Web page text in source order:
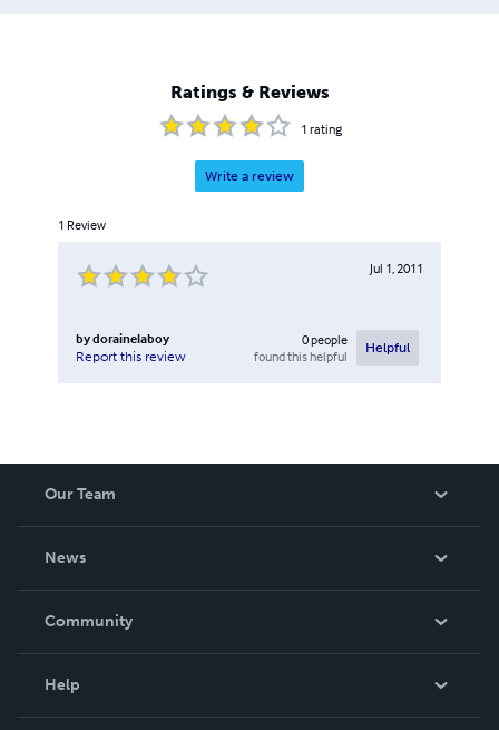
Ratings & Reviews
1 rating
Write a review
1 Review
Jul 1, 2011
bydorainelaboy
Report this review
0people
found this helpful
Helpful
Our Team
News
In The News
Community
Help